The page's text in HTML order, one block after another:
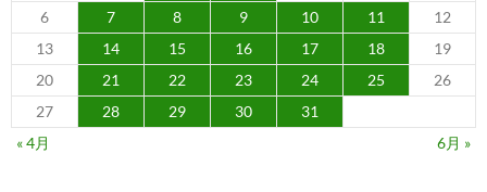
6
7 8 9 10 11
12
13
14 15 16 17 18
19
20
21 22 23 24 25
26
27
28 29 30
31
« 4月
6月 »